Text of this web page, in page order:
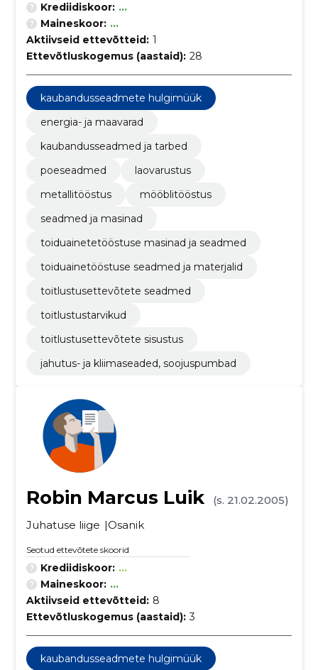
Krediidiskoor: ...
Maineskoor: ...
Aktiivseid ettevõtteid: 1
Ettevõtluskogemus (aastaid): 28
kaubandusseadmete hulgimüük
energia- ja maavarad
kaubandusseadmed ja tarbed
poeseadmed
laovarustus
metallitööstus
mööblitööstus
seadmed ja masinad
toiduainetetööstuse masinad ja seadmed
toiduainetööstuse seadmed ja materjalid
toitlustusettevõtete seadmed
toitlustustarvikud
toitlustusettevõtete sisustus
jahutus- ja kliimaseaded, soojuspumbad
Robin Marcus Luik
(s. 21.02.2005)
Juhatuse liige
Osanik
Seotud ettevõtete skoorid
Krediidiskoor: ...
Maineskoor: ...
Aktiivseid ettevõtteid: 8
Ettevõtluskogemus (aastaid): 3
kaubandusseadmete hulgimüük